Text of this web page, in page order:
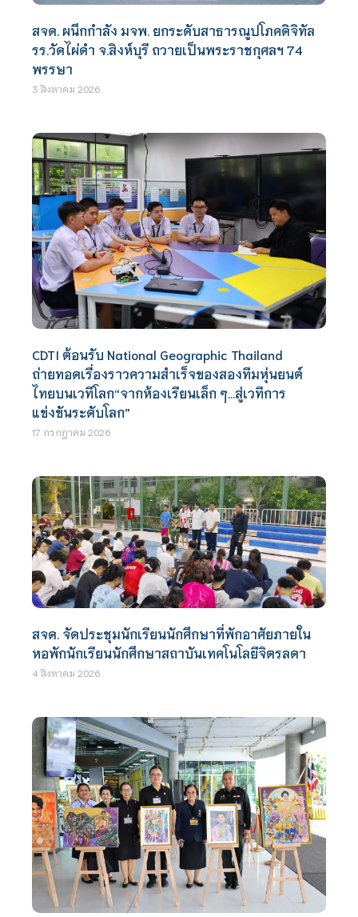
สจด. ผนึกกำลัง มจพ. ยกระดับสาธารณูปโภคดิจิทัล
รร.วัดไผ่ดำ จ.สิงห์บุรี ถวายเป็นพระราชกุศลฯ 74
พรรษา
3 สิงหาคม 2026
CDTI ต้อนรับ National Geographic Thailand
ถ่ายทอดเรื่องราวความสำเร็จของสองทีมหุ่นยนต์
ไทยบนเวทีโลก“จากห้องเรียนเล็ก ๆ…สู่เวทีการ
แข่งขันระดับโลก”
17 กรกฎาคม 2026
สจด. จัดประชุมนักเรียนนักศึกษาที่พักอาศัยภายใน
หอพักนักเรียนนักศึกษาสถาบันเทคโนโลยีจิตรลดา
4 สิงหาคม 2026